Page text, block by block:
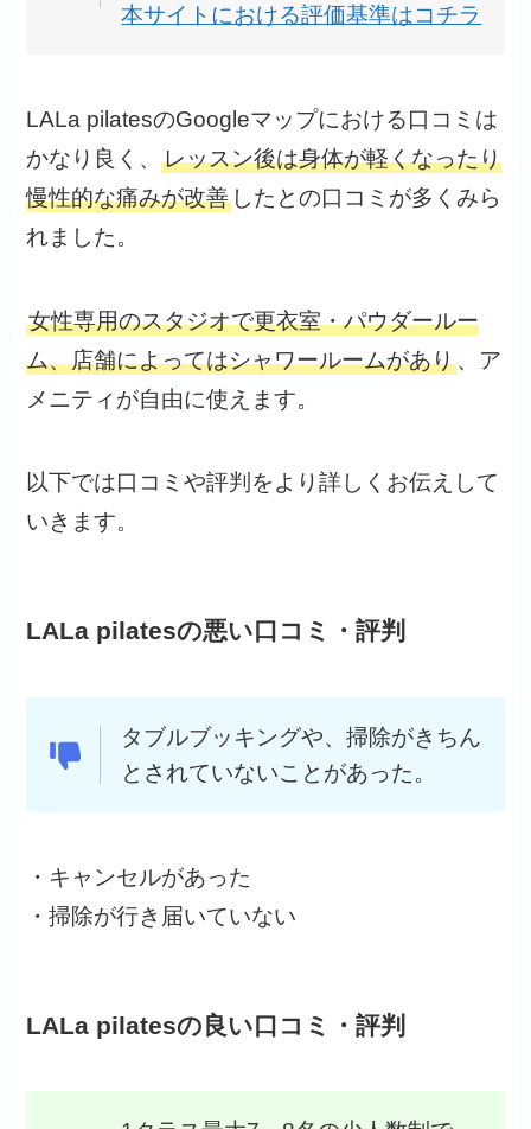
本サイトにおける評価基準はコチラ
LALa pilatesのGoogleマップにおける口コミは
かなり良く、レッスン後は身体が軽くなったり
慢性的な痛みが改善 したとの口コミが多くみら
れました。
女性専用のスタジオで更衣室・パウダールー
ム、店舗によってはシャワールームがあり、ア
メニティが自由に使えます。
以下では口コミや評判をより詳しくお伝えして
いきます。
LALa pilatesの悪い口コミ・評判
タブルブッキングや、掃除がきちん
とされていないことがあった。
・キャンセルがあった
・掃除が行き届いていない
LALa pilatesの良い口コミ・評判